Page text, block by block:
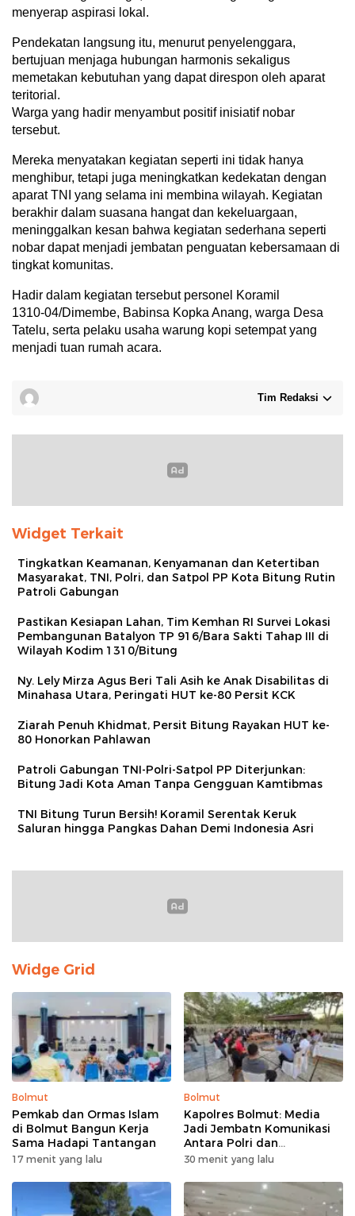
menyerap aspirasi lokal.
Pendekatan langsung itu, menurut penyelenggara,
bertujuan menjaga hubungan harmonis sekaligus
memetakan kebutuhan yang dapat direspon oleh aparat
teritorial.
Warga yang hadir menyambut positif inisiatif nobar
tersebut.
Mereka menyatakan kegiatan seperti ini tidak hanya
menghibur, tetapi juga meningkatkan kedekatan dengan
aparat TNI yang selama ini membina wilayah. Kegiatan
berakhir dalam suasana hangat dan kekeluargaan,
meninggalkan kesan bahwa kegiatan sederhana seperti
nobar dapat menjadi jembatan penguatan kebersamaan di
tingkat komunitas.
Hadir dalam kegiatan tersebut personel Koramil
1310‑04/Dimembe, Babinsa Kopka Anang, warga Desa
Tatelu, serta pelaku usaha warung kopi setempat yang
menjadi tuan rumah acara.
Tim Redaksi
Widget Terkait
Tingkatkan Keamanan, Kenyamanan dan Ketertiban
Masyarakat, TNI, Polri, dan Satpol PP Kota Bitung Rutin
Patroli Gabungan
Pastikan Kesiapan Lahan, Tim Kemhan RI Survei Lokasi
Pembangunan Batalyon TP 916/Bara Sakti Tahap III di
Wilayah Kodim 1310/Bitung
Ny. Lely Mirza Agus Beri Tali Asih ke Anak Disabilitas di
Minahasa Utara, Peringati HUT ke‑80 Persit KCK
Ziarah Penuh Khidmat, Persit Bitung Rayakan HUT ke-
80 Honorkan Pahlawan
Patroli Gabungan TNI-Polri-Satpol PP Diterjunkan:
Bitung Jadi Kota Aman Tanpa Gengguan Kamtibmas
TNI Bitung Turun Bersih! Koramil Serentak Keruk
Saluran hingga Pangkas Dahan Demi Indonesia Asri
Widge Grid
Bolmut
Pemkab dan Ormas Islam
di Bolmut Bangun Kerja
Sama Hadapi Tantangan
17 menit yang lalu
Bolmut
Kapolres Bolmut: Media
Jadi Jembatn Komunikasi
Antara Polri dan
Masyarakat
30 menit yang lalu